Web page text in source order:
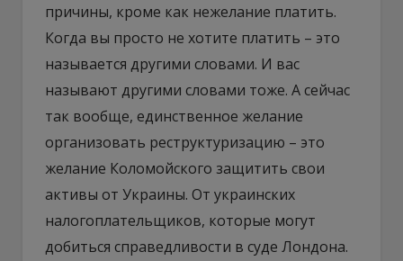
причины, кроме как нежелание платить.
Когда вы просто не хотите платить – это
называется другими словами. И вас
называют другими словами тоже. А сейчас
так вообще, единственное желание
организовать реструктуризацию – это
желание Коломойского защитить свои
активы от Украины. От украинских
налогоплательщиков, которые могут
добиться справедливости в суде Лондона.